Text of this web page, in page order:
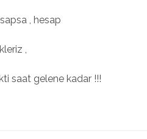
, hesap
,
saat gelene kadar !!!